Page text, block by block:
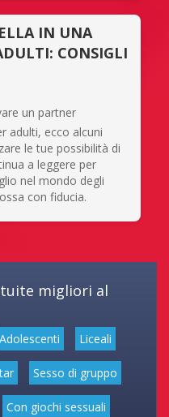
IN UNA
CONSIGLI
un partner
adulti, ecco alcuni
le tue possibilità di
a leggere per
nel mondo degli
con fiducia.
migliori al
Adolescenti Liceali
Sesso di gruppo
Con giochi sessuali